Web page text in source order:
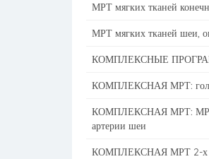
МРТ мягких тканей
МРТ мягких тканей шеи,
КОМПЛЕКСНЫЕ
КОМПЛЕКСНАЯ МРТ:
КОМПЛЕКСНАЯ МРТ: МРТ
артерии шеи
КОМПЛЕКСНАЯ МРТ 2-х